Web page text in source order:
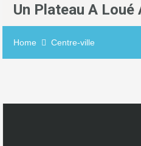
Un Plateau A Loué
Home Centre-ville